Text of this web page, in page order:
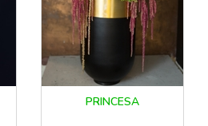
PRINCESA